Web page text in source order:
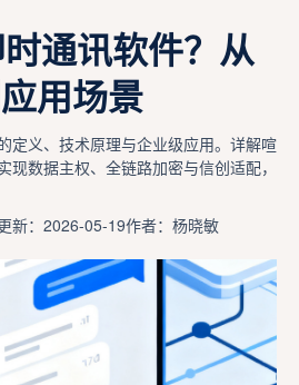
通讯软件？从
用场景
定义、技术原理与企业级应用。详解喧
现数据主权、全链路加密与信创适配，
新：2026-05-19作者：杨晓敏